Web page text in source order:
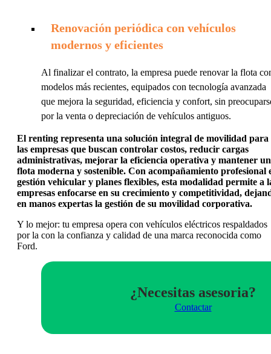
Renovación periódica con vehículos
modernos y eficientes
Al finalizar el contrato, la empresa puede renovar la flota
modelos más recientes, equipados con tecnología avanzada
que mejora la seguridad, eficiencia y confort, sin
por la venta o depreciación de vehículos antiguos.
El renting representa una solución integral de movilidad para
las empresas que buscan controlar costos, reducir cargas
administrativas, mejorar la eficiencia operativa y mantener
flota moderna y sostenible. Con acompañamiento profesional
gestión vehicular y planes flexibles, esta modalidad permite a
empresas enfocarse en su crecimiento y competitividad,
en manos expertas la gestión de su movilidad corporativa.
Y lo mejor: tu empresa opera con vehículos eléctricos respaldados
por la con la confianza y calidad de una marca reconocida como
Ford.
¿Necesitas asesoria?
Contactar